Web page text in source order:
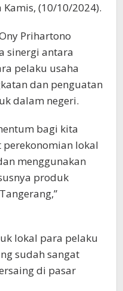
(10/10/2024).
Prihartono
sinergi antara
pelaku usaha
dan penguatan
dalam negeri.
bagi kita
lokal
menggunakan
produk
lokal para pelaku
sudah sangat
di pasar